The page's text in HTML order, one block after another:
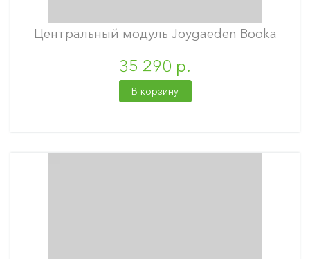
Центральный модуль Joygaeden Booka
35 290 р.
В корзину